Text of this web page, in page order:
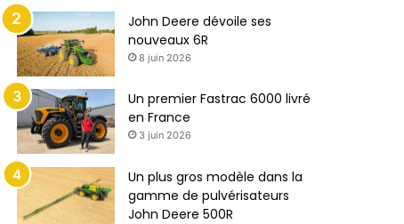
John Deere dévoile ses
nouveaux 6R
8 juin 2026
Un premier Fastrac 6000 livré
en France
3 juin 2026
Un plus gros modèle dans la
gamme de pulvérisateurs
John Deere 500R